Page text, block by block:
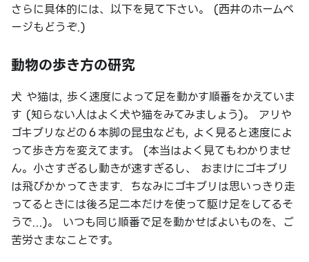
さらに具体的には、以下を見て下さい。 (西井のホームペ
ージもどうぞ.)
動物の歩き方の研究
犬 や猫は, 歩く速度によって足を動かす順番をかえていま
す (知らない人はよく犬や猫をみてみましょう)。 アリや
ゴキブリなどの６本脚の昆虫なども, よく見ると速度によ
って歩き方を変えてます。 (本当はよく見てもわかりませ
ん。小さすぎるし動きが速すぎるし、 おまけにゴキブリ
は飛びかかってきます．ちなみにゴキブリは思いっきり走
ってるときには後ろ足二本だけを使って駆け足をしてるそ
うで...)。 いつも同じ順番で足を動かせばよいものを、ご
苦労さまなことです。